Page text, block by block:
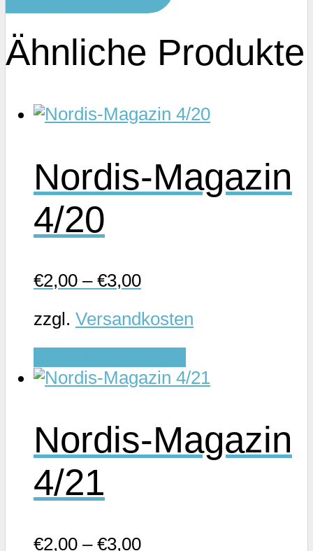
Ähnliche Produkte
Nordis-Magazin
4/20
€2,00 – €3,00
zzgl. Versandkosten
Produkt
Varianten
auf.
Nordis-Magazin
4/21
€2,00 – €3,00